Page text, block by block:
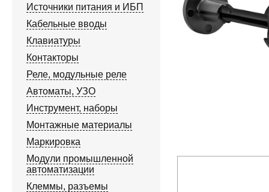
Источники питания и ИБП
Кабельные вводы
Клавиатуры
Контакторы
Реле, модульные реле
Автоматы, УЗО
Инструмент, наборы
Монтажные материалы
Маркировка
Модули промышленной
автоматизации
Клеммы, разъемы